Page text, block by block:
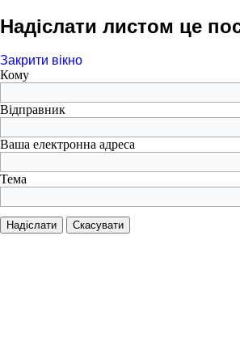
Надіслати листом це
Закрити вікно
Кому
Відправник
Ваша електронна адреса
Тема
Надіслати Скасувати